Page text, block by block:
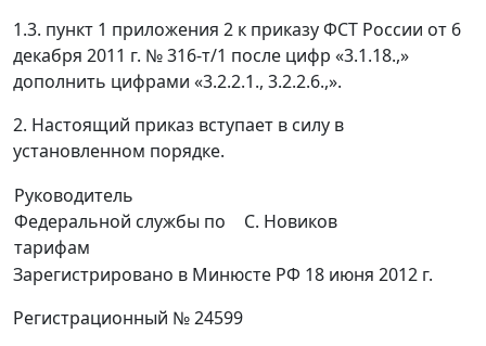
1.3. пункт 1 приложения 2 к приказу ФСТ России от 6
декабря 2011 г. № 316-т/1 после цифр «3.1.18.,»
дополнить цифрами «3.2.2.1., 3.2.2.6.,».
2. Настоящий приказ вступает в силу в
установленном порядке.
Руководитель
Федеральной службы по
тарифам
С. Новиков
Зарегистрировано в Минюсте РФ 18 июня 2012 г.
Регистрационный № 24599